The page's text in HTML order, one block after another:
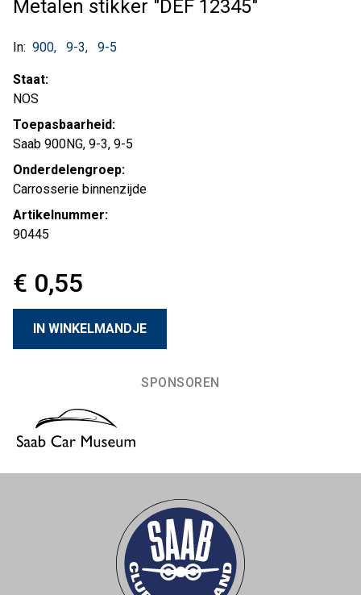
Metalen stikker "DEF 12345"
In: 900 9-3 9-5
Staat:
NOS
Toepasbaarheid:
Saab 900NG, 9-3, 9-5
Onderdelengroep:
Carrosserie binnenzijde
Artikelnummer:
90445
€ 0,55
SPONSOREN